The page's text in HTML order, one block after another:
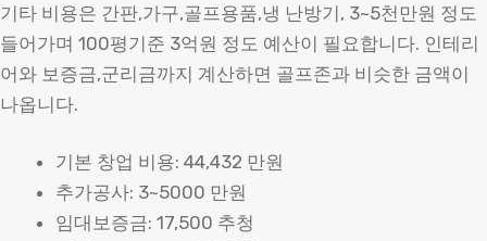
기타 비용은 간판,가구,골프용품,냉 난방기, 3~5천만원 정도
들어가며 100평기준 3억원 정도 예산이 필요합니다. 인테리
어와 보증금,군리금까지 계산하면 골프존과 비슷한 금액이
나옵니다.
기본 창업 비용: 44,432 만원
추가공사: 3~5000 만원
임대보증금: 17,500 추청